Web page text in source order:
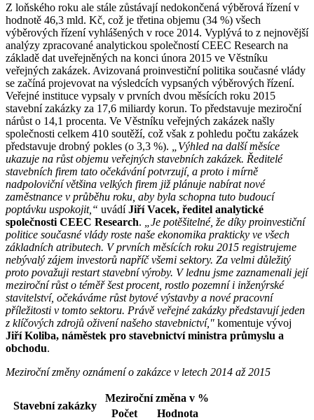
Z loňského roku ale stále zůstávají nedokončená výběrová řízení v
hodnotě 46,3 mld. Kč, což je třetina objemu (34 %) všech
výběrových řízení vyhlášených v roce 2014. Vyplývá to z nejnovější
analýzy zpracované analytickou společností CEEC Research na
základě dat uveřejněných na konci února 2015 ve Věstníku
veřejných zakázek. Avizovaná proinvestiční politika současné vlády
se začíná projevovat na výsledcích vypsaných výběrových řízení.
Veřejné instituce vypsaly v prvních dvou měsících roku 2015
stavební zakázky za 17,6 miliardy korun. To představuje meziroční
nárůst o 14,1 procenta. Ve Věstníku veřejných zakázek našly
společnosti celkem 410 soutěží, což však z pohledu počtu zakázek
představuje drobný pokles (o 3,3 %).
„Výhled na další měsíce
ukazuje na růst objemu veřejných stavebních zakázek. Ředitelé
stavebních firem tato očekávání potvrzují, a proto i mírně
nadpoloviční většina velkých firem již plánuje nabírat nové
zaměstnance v průběhu roku, aby byla schopna tuto budoucí
poptávku uspokojit,“ uvádíJiří Vacek, ředitel analytické
společnosti CEEC Research.
„Je potěšitelné, že díky proinvestiční
politice současné vlády roste naše ekonomika prakticky ve všech
základních atributech. V prvních měsících roku 2015 registrujeme
nebývalý zájem investorů napříč všemi sektory. Za velmi důležitý
proto považuji restart stavební výroby. V lednu jsme zaznamenali její
meziroční růst o téměř šest procent, rostlo pozemní i inženýrské
stavitelství, očekáváme růst bytové výstavby a nové pracovní
příležitosti v tomto sektoru. Právě veřejné zakázky představují jeden
z klíčových zdrojů oživení našeho stavebnictví," komentuje vývoj
Jiří Koliba, náměstek pro stavebnictví ministra průmyslu a
obchodu.
Meziroční změny oznámení o zakázce v letech 2014 až 2015
Stavební zakázky
Meziroční změna v %
Počet
Hodnota